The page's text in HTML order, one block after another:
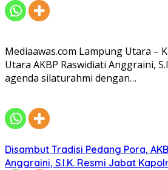
Mediaawas.com Lampung Utara –
Utara AKBP Raswidiati Anggraini,
agenda silaturahmi dengan…
Disambut Tradisi Pedang Pora,
Anggraini, S.I.K. Resmi Jabat